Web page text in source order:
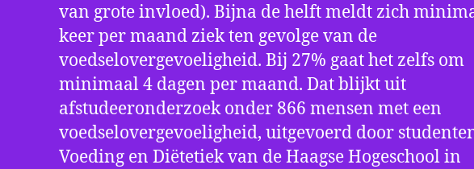
van grote invloed). Bijna de helft meldt zich
keer per maand ziek ten gevolge van de
voedselovergevoeligheid. Bij 27% gaat het zelfs om
minimaal 4 dagen per maand. Dat blijkt uit
afstudeeronderzoek onder 866 mensen met een
voedselovergevoeligheid, uitgevoerd door
Voeding en Diëtetiek van de Haagse Hogeschool in